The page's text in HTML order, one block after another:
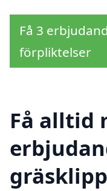
Få 3
förpliktelser
Få alltid